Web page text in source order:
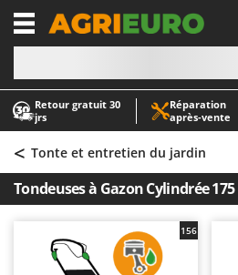
Retour gratuit 30
jrs
Réparation
après‑vente
-1
A
Abris de jardin
Accessoires pour tracteurs
Aérateurs Scarificateurs
Arracheuses de pommes
Aspirateurs - Balais
Aspirateurs à cendres
A
AgriEuro Premium
AgriEuro TOP-LINE
AGT
Airmec
< Tonte et entretien du jardin
Tondeuses à Gazon Cylindrée 175
156